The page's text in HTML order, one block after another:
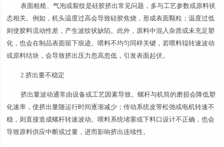
表面粗糙、气泡或裂纹是硅胶挤出常见问题，多与工艺参数或原料状
态相关。例如，机头温度过高会导致硅胶焦烧，形成表面颗粒；温度过低
则使胶料流动性差，产生波纹状缺陷。此外，原料中混入杂质或未充足塑
化，也会在制品表面留下痕迹。喂料不均匀同样关键，若喂料辊转速波动
或原料结块，会导致挤出压力忽高忽低，引发表面起伏。
2.挤出量不稳定
挤出量波动通常由设备或工艺因素导致。螺杆与机筒的磨损会降低塑
化速率，使挤出量随运行时间逐渐减少；传动系统皮带松弛或电机转速不
稳，则直接造成螺杆转速波动。喂料系统堵塞或下料口设计不正确，也会
导致原料供应中断或过量，进而影响挤出连续性。